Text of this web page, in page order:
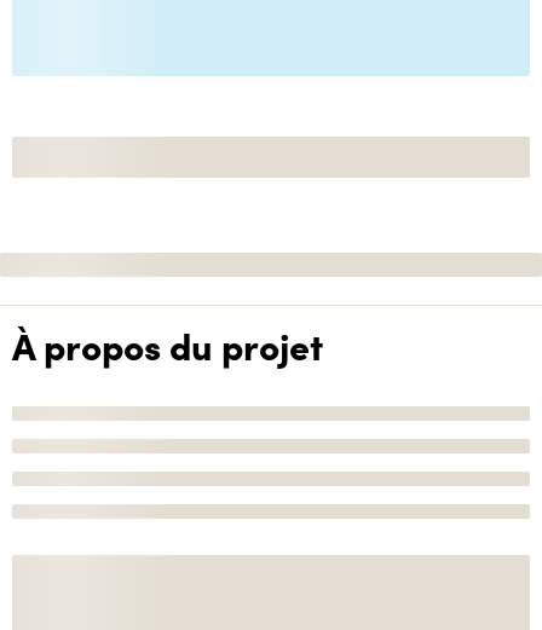
À propos du projet